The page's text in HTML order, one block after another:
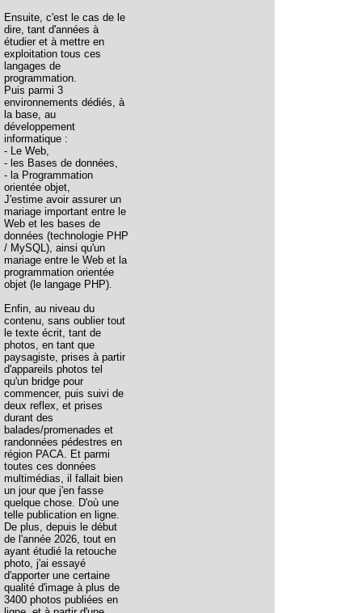
Ensuite, c'est le cas de le
dire, tant d'années à
étudier et à mettre en
exploitation tous ces
langages de
programmation.
Puis parmi 3
environnements dédiés, à
la base, au
développement
informatique :
- Le Web,
- les Bases de données,
- la Programmation
orientée objet,
J'estime avoir assurer un
mariage important entre le
Web et les bases de
données (technologie PHP
/ MySQL), ainsi qu'un
mariage entre le Web et la
programmation orientée
objet (le langage PHP).
Enfin, au niveau du
contenu, sans oublier tout
le texte écrit, tant de
photos, en tant que
paysagiste, prises à partir
d'appareils photos tel
qu'un bridge pour
commencer, puis suivi de
deux reflex, et prises
durant des
balades/promenades et
randonnées pédestres en
région PACA. Et parmi
toutes ces données
multimédias, il fallait bien
un jour que j'en fasse
quelque chose. D'où une
telle publication en ligne.
De plus, depuis le début
de l'année 2026, tout en
ayant étudié la retouche
photo, j'ai essayé
d'apporter une certaine
qualité d'image à plus de
3400 photos publiées en